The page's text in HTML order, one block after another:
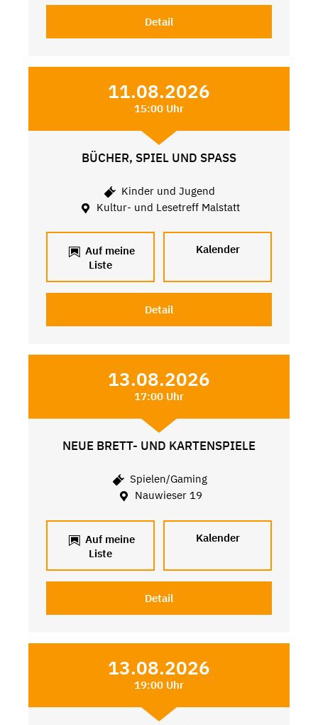
Detail
11.08.2026
15:00 Uhr
BÜCHER, SPIEL UND SPASS
Kinder und Jugend
Kultur- und Lesetreff Malstatt
Auf meine
Liste
Kalender
Detail
13.08.2026
17:00 Uhr
NEUE BRETT- UND KARTENSPIELE
Spielen/Gaming
Nauwieser 19
Auf meine
Liste
Kalender
Detail
13.08.2026
19:00 Uhr